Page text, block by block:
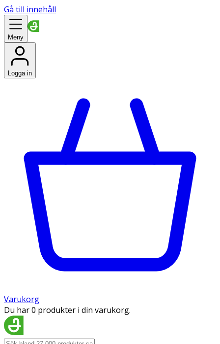
Gå till innehåll
Meny
Logga in
Varukorg
Du har 0 produkter i din varukorg.